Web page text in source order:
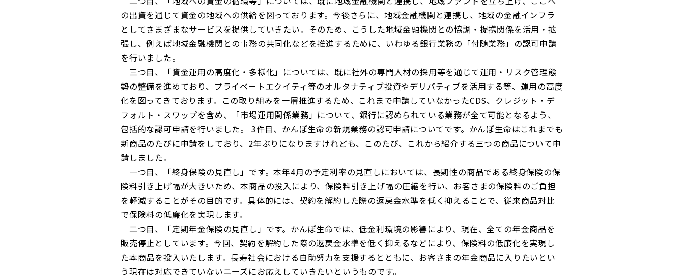
の出資を通じて資金の地域への供給を図っております。今後さらに、地域金融機関と連携し、地域の金融インフラ
としてさまざまなサービスを提供していきたい。そのため、こうした地域金融機関との協調・提携関係を活用・拡
張し、例えば地域金融機関との事務の共同化などを推進するために、いわゆる銀行業務の「付随業務」の認可申請
を行いました。
三つ目、「資金運用の高度化・多様化」については、既に社外の専門人材の採用等を通じて運用・リスク管理態
勢の整備を進めており、プライベートエクイティ等のオルタナティブ投資やデリバティブを活用する等、運用の高度
化を図ってきております。この取り組みを一層推進するため、これまで申請していなかったCDS、クレジット・デ
フォルト・スワップを含め、「市場運用関係業務」について、銀行に認められている業務が全て可能となるよう、
包括的な認可申請を行いました。 3件目、かんぽ生命の新規業務の認可申請についてです。かんぽ生命はこれまでも
新商品のたびに申請をしており、2年ぶりになりますけれども、このたび、これから紹介する三つの商品について申
請しました。
一つ目、「終身保険の見直し」です。本年4月の予定利率の見直しにおいては、長期性の商品である終身保険の保
険料引き上げ幅が大きいため、本商品の投入により、保険料引き上げ幅の圧縮を行い、お客さまの保険料のご負担
を軽減することがその目的です。具体的には、契約を解約した際の返戻金水準を低く抑えることで、従来商品対比
で保険料の低廉化を実現します。
二つ目、「定期年金保険の見直し」です。かんぽ生命では、低金利環境の影響により、現在、全ての年金商品を
販売停止としています。今回、契約を解約した際の返戻金水準を低く抑えるなどにより、保険料の低廉化を実現し
た本商品を投入いたします。長寿社会における自助努力を支援するとともに、お客さまの年金商品に入りたいとい
う現在は対応できていないニーズにお応えしていきたいというものです。